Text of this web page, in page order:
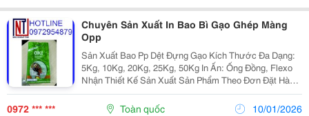
Chuyên Sản Xuất In Bao Bì Gạo Ghép Màng
Opp
Sản Xuất Bao Pp Dệt Đựng Gạo Kích Thước Đa Dạng:
5Kg, 10Kg, 20Kg, 25Kg, 50Kg In Ấn: Ống Đồng, Flexo
Nhận Thiết Kế Sản Xuất Sản Phẩm Theo Đơn Đặt Hàng
≫≫ Chất Lượng Sản Phẩm Đúng Chuẩn, Kiểm Định
Nghiêm Ngặt Trước Khi Giao Hàng. Liên...
0972 *** *** Toàn quốc 10/01/2026